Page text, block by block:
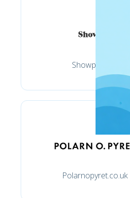
Showpo.com
Polarnopyret.co.uk